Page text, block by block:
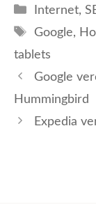
Kategorien
Internet,
Google,
tablets
Google
Hummingbird
Expedia